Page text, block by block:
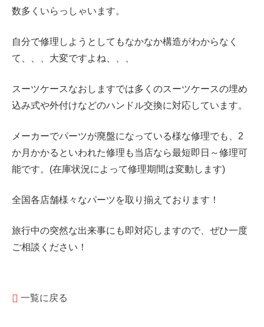
数多くいらっしゃいます。
自分で修理しようとしてもなかなか構造がわからなく
て、、、大変ですよね、、、
スーツケースなおしますでは多くのスーツケースの埋め
込み式や外付けなどのハンドル交換に対応しています。
メーカーでパーツが廃盤になっている様な修理でも、2
か月かかるといわれた修理も当店なら最短即日～修理可
能です。(在庫状況によって修理期間は変動します)
全国各店舗様々なパーツを取り揃えております！
旅行中の突然な出来事にも即対応しますので、ぜひ一度
ご相談ください！
一覧に戻る